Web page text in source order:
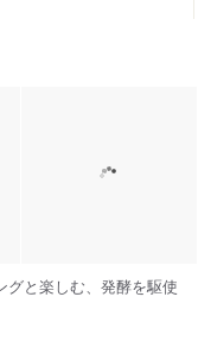
グと楽しむ、発酵を駆使